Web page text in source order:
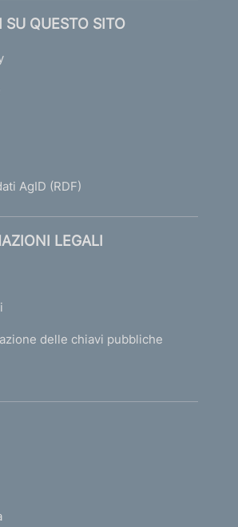
SU QUESTO SITO
AgID (RDF)
LEGALI
delle chiavi pubbliche